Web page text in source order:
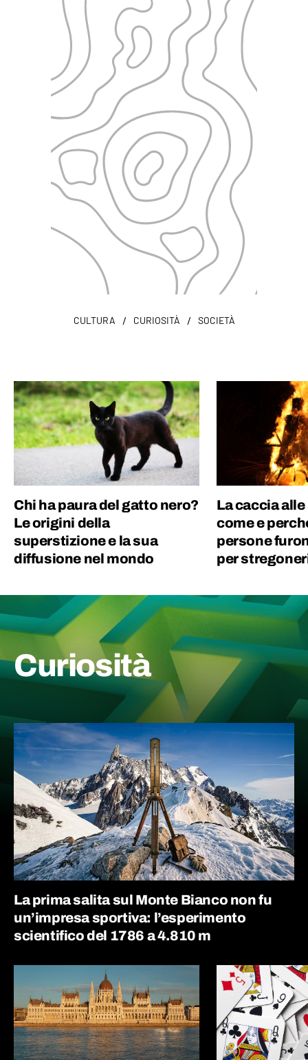
CULTURA / CURIOSITÀ / SOCIETÀ
Chi ha paura del gatto nero?
Le origini della
superstizione e la sua
diffusione nel mondo
La caccia
come e
persone
per
Curiosità
La prima salita sul Monte Bianco non fu
un’impresa sportiva: l’esperimento
scientifico del 1786 a 4.810 m